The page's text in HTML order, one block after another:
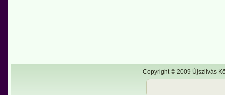
Copyright © 2009 Újszilvás